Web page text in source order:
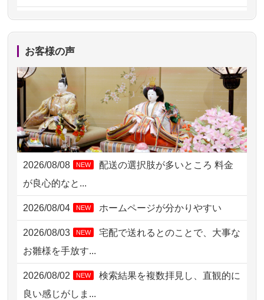
2026/08/07 20:31 東京都の方からお申込み
2026/08/07 09:26
2026/08/06 21:28 埼玉県の方からお申込み
2026/08/06 17:56 藤沢市の方からお申込み
2026/08/06 10:06 茨城県の方からお申込み
2026/08/06 09:17 三重県の方からお申込み
2026/08/06 06:48 横浜市の方からお申込み
2026/08/04 15:40 千葉県の方からお申込み
2026/08/04 14:04
お客様の声
2026/08/08 NEW
配送の選択肢が多いところ 料金
が良心的なと...
2026/08/04 NEW ホームページが分かりやすい
2026/08/03 NEW
宅配で送れるとのことで、大事な
お雛様を手放す...
2026/08/02 NEW
検索結果を複数拝見し、直観的に
良い感じがしま...